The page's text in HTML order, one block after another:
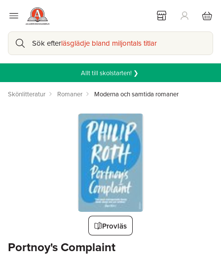
Sök efterläsglädje bland miljontals titlar
Allt till skolstarten! ❯
Skönlitteratur Romaner Moderna och samtida romaner
Provläs
Portnoy's Complaint